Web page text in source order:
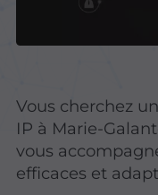
Vous cherchez
IP à Marie-
vous
efficaces et